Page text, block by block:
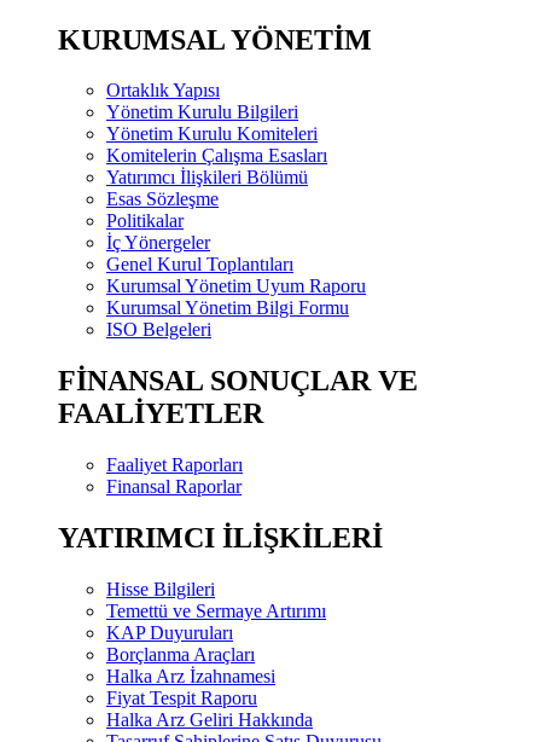
KURUMSAL YÖNETİM
Ortaklık Yapısı
Yönetim Kurulu Bilgileri
Yönetim Kurulu Komiteleri
Komitelerin Çalışma Esasları
Yatırımcı İlişkileri Bölümü
Esas Sözleşme
Politikalar
İç Yönergeler
Genel Kurul Toplantıları
Kurumsal Yönetim Uyum Raporu
Kurumsal Yönetim Bilgi Formu
ISO Belgeleri
FİNANSAL SONUÇLAR VE
FAALİYETLER
Faaliyet Raporları
Finansal Raporlar
YATIRIMCI İLİŞKİLERİ
Hisse Bilgileri
Temettü ve Sermaye Artırımı
KAP Duyuruları
Borçlanma Araçları
Halka Arz İzahnamesi
Fiyat Tespit Raporu
Halka Arz Geliri Hakkında